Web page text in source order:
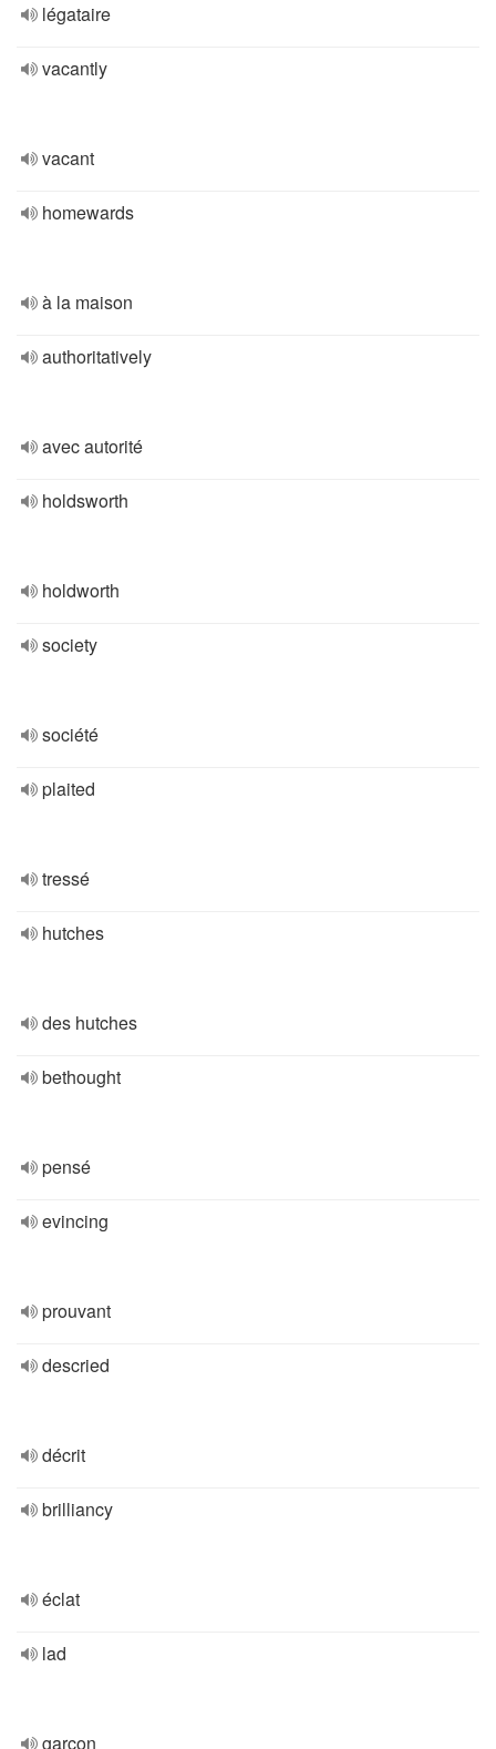
légataire
vacantly
vacant
homewards
à la maison
authoritatively
avec autorité
holdsworth
holdworth
society
société
plaited
tressé
hutches
des hutches
bethought
pensé
evincing
prouvant
descried
décrit
brilliancy
éclat
lad
garçon